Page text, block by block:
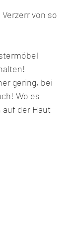
von so
gering, bei
Wo es
auf der Haut